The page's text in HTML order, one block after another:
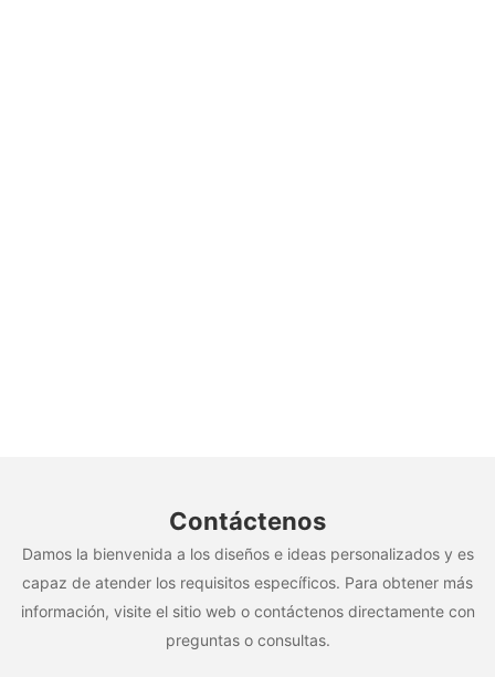
Contáctenos
Damos la bienvenida a los diseños e ideas personalizados y es
capaz de atender los requisitos específicos. Para obtener más
información, visite el sitio web o contáctenos directamente con
preguntas o consultas.